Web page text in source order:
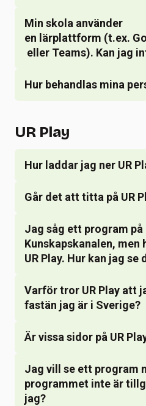
Min skola använder
en lärplattform (t.ex.
eller Teams). Kan jag
Hur behandlas mina
UR Play
Hur laddar jag ner UR
Går det att titta på UR
Jag såg ett program på
Kunskapskanalen,
UR Play. Hur kan jag se
Varför tror UR Play att
fastän jag är i Sverige?
Är vissa sidor på UR
Jag vill se ett program
programmet inte är
jag?